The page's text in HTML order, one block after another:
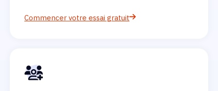
Commencer votre essai gratuit